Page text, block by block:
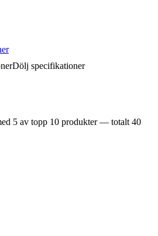
Dölj specifikationer
5 av topp 10 produkter — totalt 40